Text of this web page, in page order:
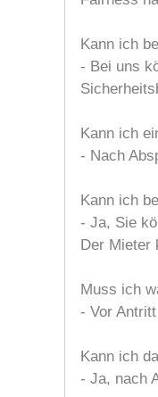
Kann ich
- Bei uns
Kann ich
- Nach
Kann ich
- Ja, Sie
Der Mieter
Muss ich
- Vor
Kann ich
- Ja, nach